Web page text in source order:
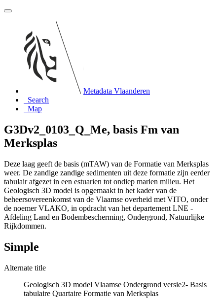
Metadata Vlaanderen
Search
Map
G3Dv2_0103_Q_Me, basis Fm van
Merksplas
Deze laag geeft de basis (mTAW) van de Formatie van Merksplas
weer. De zandige zandige sedimenten uit deze formatie zijn eerder
tabulair afgezet in een estuarien tot ondiep marien milieu. Het
Geologisch 3D model is opgemaakt in het kader van de
beheersovereenkomst van de Vlaamse overheid met VITO, onder
de noemer VLAKO, in opdracht van het departement LNE -
Afdeling Land en Bodembescherming, Ondergrond, Natuurlijke
Rijkdommen.
Simple
Alternate title
Geologisch 3D model Vlaamse Ondergrond versie2- Basis
tabulaire Quartaire Formatie van Merksplas